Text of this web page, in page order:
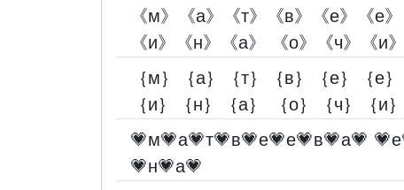
《м》《а》《т》《в》《е》《е
《и》《н》《а》 《о》《ч》《и
｛м｝｛а｝｛т｝｛в｝｛е｝｛е
｛и｝｛н｝｛а｝ ｛о｝｛ч｝｛и
💗м💗а💗т💗в💗е💗е💗в💗а💗
💗н💗а💗